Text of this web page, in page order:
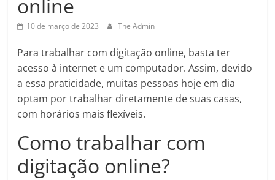
online
10 de março de 2023 The Admin
Para trabalhar com digitação online, basta ter
acesso à internet e um computador. Assim, devido
a essa praticidade, muitas pessoas hoje em dia
optam por trabalhar diretamente de suas casas,
com horários mais flexíveis.
Como trabalhar com
digitação online?